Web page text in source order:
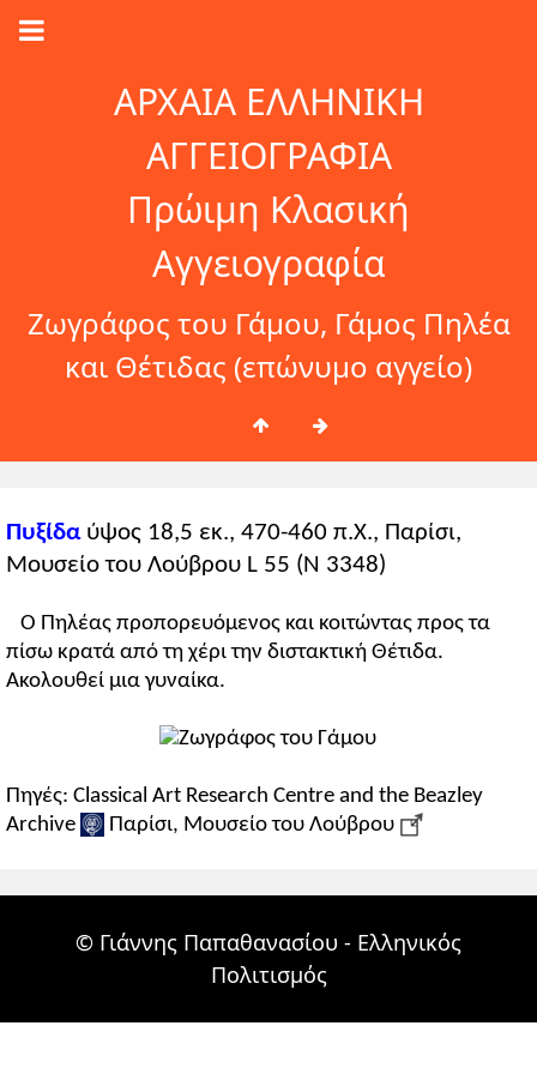
ΑΡΧΑΙΑ ΕΛΛΗΝΙΚΗ
ΑΓΓΕΙΟΓΡΑΦΙΑ
Πρώιμη Κλασική
Αγγειογραφία
Ζωγράφος του Γάμου, Γάμος Πηλέα
και Θέτιδας (επώνυμο αγγείο)
Πυξίδαύψος 18,5 εκ., 470-460 π.Χ., Παρίσι,
Μουσείο του Λούβρου L 55 (N 3348)
Ο Πηλέας προπορευόμενος και κοιτώντας προς τα
πίσω κρατά από τη χέρι την διστακτική Θέτιδα.
Ακολουθεί μια γυναίκα.
Πηγές: Classical Art Research Centre and the Beazley
Archive
Παρίσι, Μουσείο του Λούβρου
© Γιάννης Παπαθανασίου - Ελληνικός
Πολιτισμός